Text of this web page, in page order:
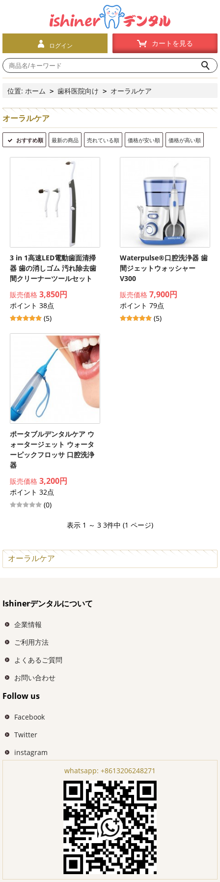
ログイン カートを見る
位置: ホーム > 歯科医院向け > オーラルケア
オーラルケア
おすすめ順 最新の商品 売れている順 価格が安い順 価格が高い順
3 in 1高速LED電動歯面清掃
器 歯の消しゴム 汚れ除去歯
間クリーナーツールセット
販売価格 3,850円
ポイント 38点
(5)
Waterpulse®口腔洗浄器 歯
間ジェットウォッシャー
V300
販売価格 7,900円
ポイント 79点
(5)
ポータブルデンタルケア ウ
ォータージェット ウォータ
ーピックフロッサ 口腔洗浄
器
販売価格 3,200円
ポイント 32点
(0)
表示 1 ～ 3 3件中 (1 ページ)
オーラルケア
Ishinerデンタルについて
企業情報
ご利用方法
よくあるご質問
お問い合わせ
Follow us
Facebook
Twitter
instagram
whatsapp: +8613206248271